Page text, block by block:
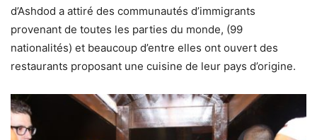
d’Ashdod a attiré des communautés d’immigrants
provenant de toutes les parties du monde, (99
nationalités) et beaucoup d’entre elles ont ouvert des
restaurants proposant une cuisine de leur pays d’origine.